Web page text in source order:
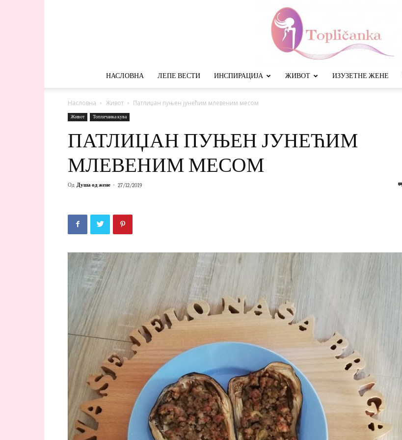
НАСЛОВНА ЛЕПЕ ВЕСТИ ИНСПИРАЦИЈА ЖИВОТ ИЗУЗЕТНЕ ЖЕНЕ
Насловна Живот Патлиџан пуњен јунећим млевеним месом
Живот Топличанка кува
ПАТЛИЏАН ПУЊЕН ЈУНЕЋИМ
МЛЕВЕНИМ МЕСОМ
Од Душа од жене - 27/12/2019